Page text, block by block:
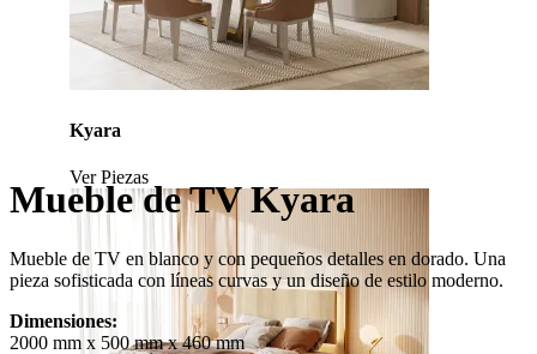
Kyara
Ver Piezas
Mueble de TV Kyara
Mueble de TV en blanco y con pequeños detalles en dorado. Una
pieza sofisticada con líneas curvas y un diseño de estilo moderno.
Dimensiones:
2000 mm x 500 mm x 460 mm